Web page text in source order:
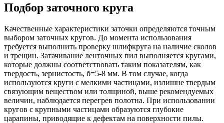
Подбор заточного круга
Качественные характеристики заточки определяются точным
выбором заточных кругов. До момента использования
требуется выполнить проверку шлифкруга на наличие сколов
и трещин. Затачивание ленточных пил выполняется кругами,
которые должны соответствовать таким показателям, как
твердость, зернистость, б=5-8 мм. В том случае, когда
используются круги с мелкими частицами, излишне твердым
связующим веществом или толщиной, выше рекомендуемых
величин, наблюдается перегрев полотна. При использовании
кругов с крупными частицами образуются глубокие
царапины, приводящие к дефектам на поверхности пилы.